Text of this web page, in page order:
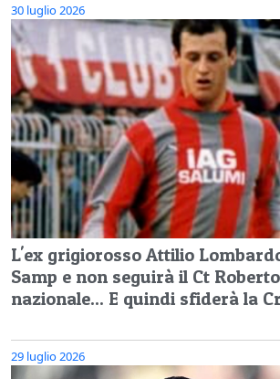
30 luglio 2026
L'ex grigiorosso Attilio
Samp e non seguirà il Ct
nazionale... E quindi sfiderà la
29 luglio 2026